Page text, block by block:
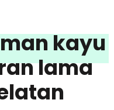
kayu
lama